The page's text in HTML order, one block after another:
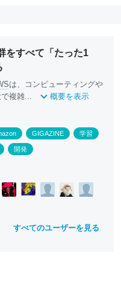
をすべて「たった1
は、コンピューティングや
複雑...
概要を表示
GIGAZINE 学習
開発
すべてのユーザーを見る